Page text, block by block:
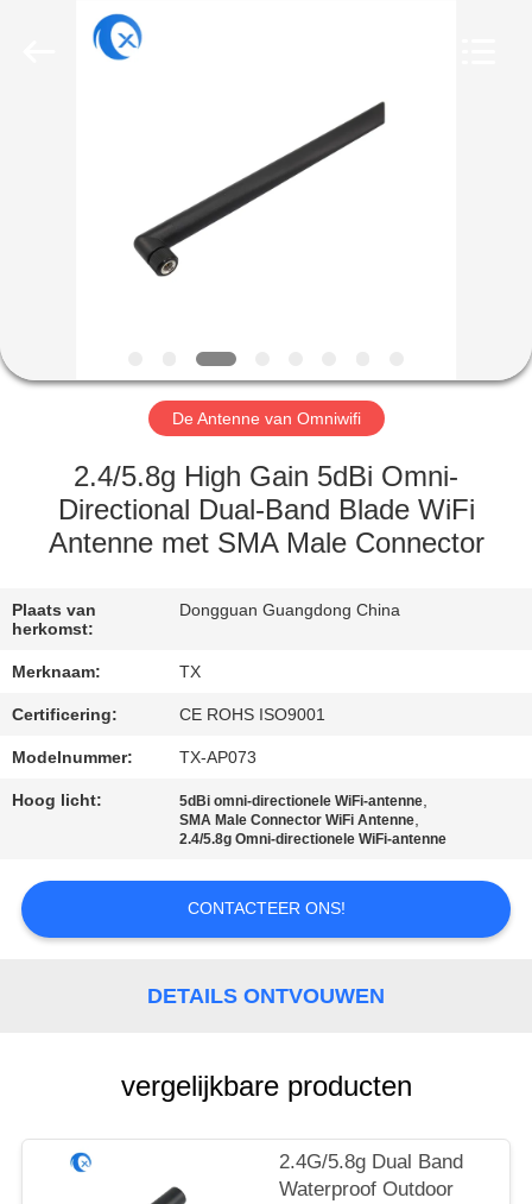
PRODUCTEN
ONGEVEER
FABRIEKSREIS
KWALITEITSCONTROLE
CONTACTEER
GEVALLEN
VR
SITEMAP
PRIVACY
De Antenne van Omniwifi
2.4/5.8g High Gain 5dBi Omni-
Directional Dual-Band Blade WiFi
Antenne met SMA Male Connector
Plaats van
herkomst:
Dongguan Guangdong China
Merknaam: TX
Certificering: CE ROHS ISO9001
Modelnummer: TX-AP073
Hoog licht: 5dBi omni-directionele WiFi-antenne,
SMA Male Connector WiFi Antenne,
2.4/5.8g Omni-directionele WiFi-antenne
CONTACTEER ONS!
DETAILS ONTVOUWEN
vergelijkbare producten
2.4G/5.8g Dual Band
Waterproof Outdoor